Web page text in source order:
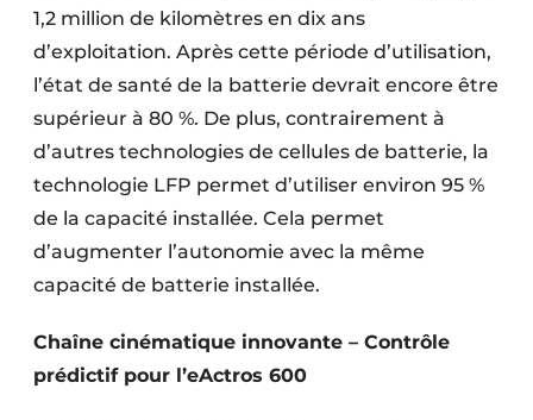
1,2 million de kilomètres en dix ans
d’exploitation. Après cette période d’utilisation,
l’état de santé de la batterie devrait encore être
supérieur à 80 %. De plus, contrairement à
d’autres technologies de cellules de batterie, la
technologie LFP permet d’utiliser environ 95 %
de la capacité installée. Cela permet
d’augmenter l’autonomie avec la même
capacité de batterie installée.
Chaîne cinématique innovante – Contrôle
prédictif pour l’eActros 600